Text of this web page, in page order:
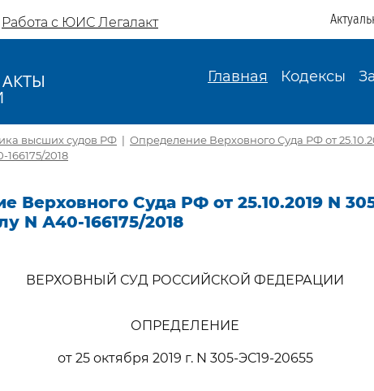
Работа с ЮИС Легалакт
Главная Кодексы
высших судов РФ | Определение Верховного Суда РФ от
2018
Верховного Суда РФ от 25.10.2019 N
N А40-166175/2018
ВЕРХОВНЫЙ СУД РОССИЙСКОЙ ФЕДЕРАЦИИ
ОПРЕДЕЛЕНИЕ
от 25 октября 2019 г. N 305-ЭС19-20655